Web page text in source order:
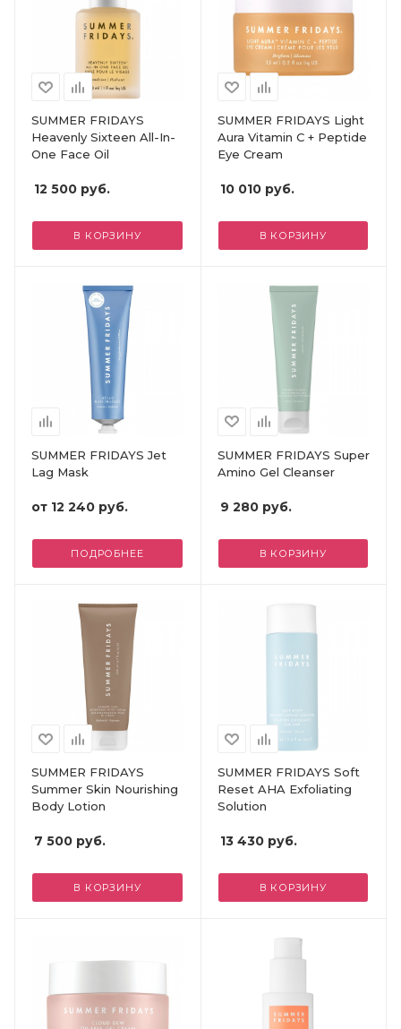
SUMMER FRIDAYS
Heavenly Sixteen All-In-
One Face Oil
12 500 руб.
В КОРЗИНУ
SUMMER FRIDAYS Light
Aura Vitamin C + Peptide
Eye Cream
10 010руб.
В КОРЗИНУ
SUMMER FRIDAYS Jet
Lag Mask
от 12 240 руб.
ПОДРОБНЕЕ
SUMMER FRIDAYS Super
Amino Gel Cleanser
9 280руб.
В КОРЗИНУ
SUMMER FRIDAYS
Summer Skin Nourishing
Body Lotion
7 500 руб.
В КОРЗИНУ
SUMMER FRIDAYS Soft
Reset AHA Exfoliating
Solution
13 430руб.
В КОРЗИНУ